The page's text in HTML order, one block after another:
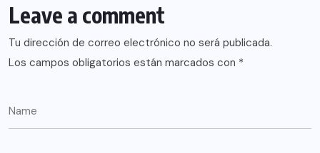
Leave a comment
Tu dirección de correo electrónico no será publicada.
Los campos obligatorios están marcados con *